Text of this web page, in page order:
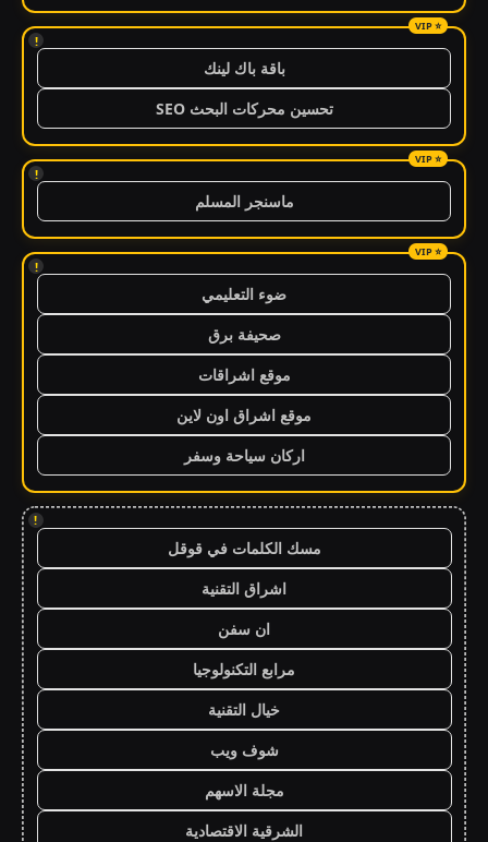
!
باقة باك لينك
تحسين محركات البحث SEO
!
ماسنجر المسلم
!
ضوء التعليمي
صحيفة برق
موقع اشراقات
موقع اشراق اون لاين
اركان سياحة وسفر
!
مسك الكلمات في قوقل
اشراق التقنية
ان سفن
مرابع التكنولوجيا
خيال التقنية
شوف ويب
مجلة الاسهم
الشرقية الاقتصادية